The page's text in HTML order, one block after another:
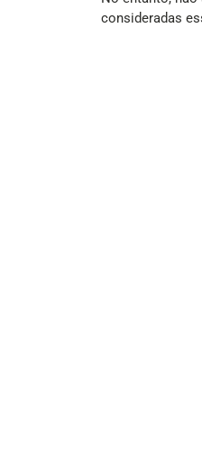
consideradas